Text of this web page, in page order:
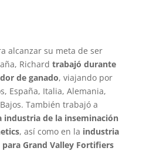
alcanzar su meta de ser
Richard trabajó durante
de ganado, viajando por
España, Italia, Alemania,
También trabajó a
de la inseminación
, así como en la industria
Grand Valley Fortifiers